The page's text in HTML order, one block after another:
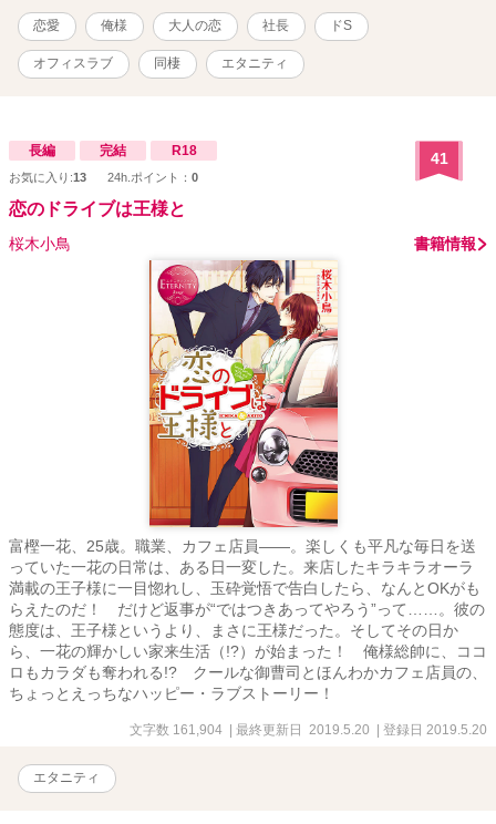
恋愛 俺様 大人の恋 社長 ドS
オフィスラブ 同棲 エタニティ
長編 完結 R18
お気に入り:13 24h.ポイント： 0
41
恋のドライブは王様と
桜木小鳥 書籍情報
富樫一花、25歳。職業、カフェ店員――。楽しくも平凡な毎日を送
っていた一花の日常は、ある日一変した。来店したキラキラオーラ
満載の王子様に一目惚れし、玉砕覚悟で告白したら、なんとOKがも
らえたのだ！ だけど返事が“ではつきあってやろう”って……。彼の
態度は、王子様というより、まさに王様だった。そしてその日か
ら、一花の輝かしい家来生活（!?）が始まった！ 俺様総帥に、ココ
ロもカラダも奪われる!? クールな御曹司とほんわかカフェ店員の、
ちょっとえっちなハッピー・ラブストーリー！
文字数 161,904 | 最終更新日 2019.5.20 | 登録日 2019.5.20
エタニティ